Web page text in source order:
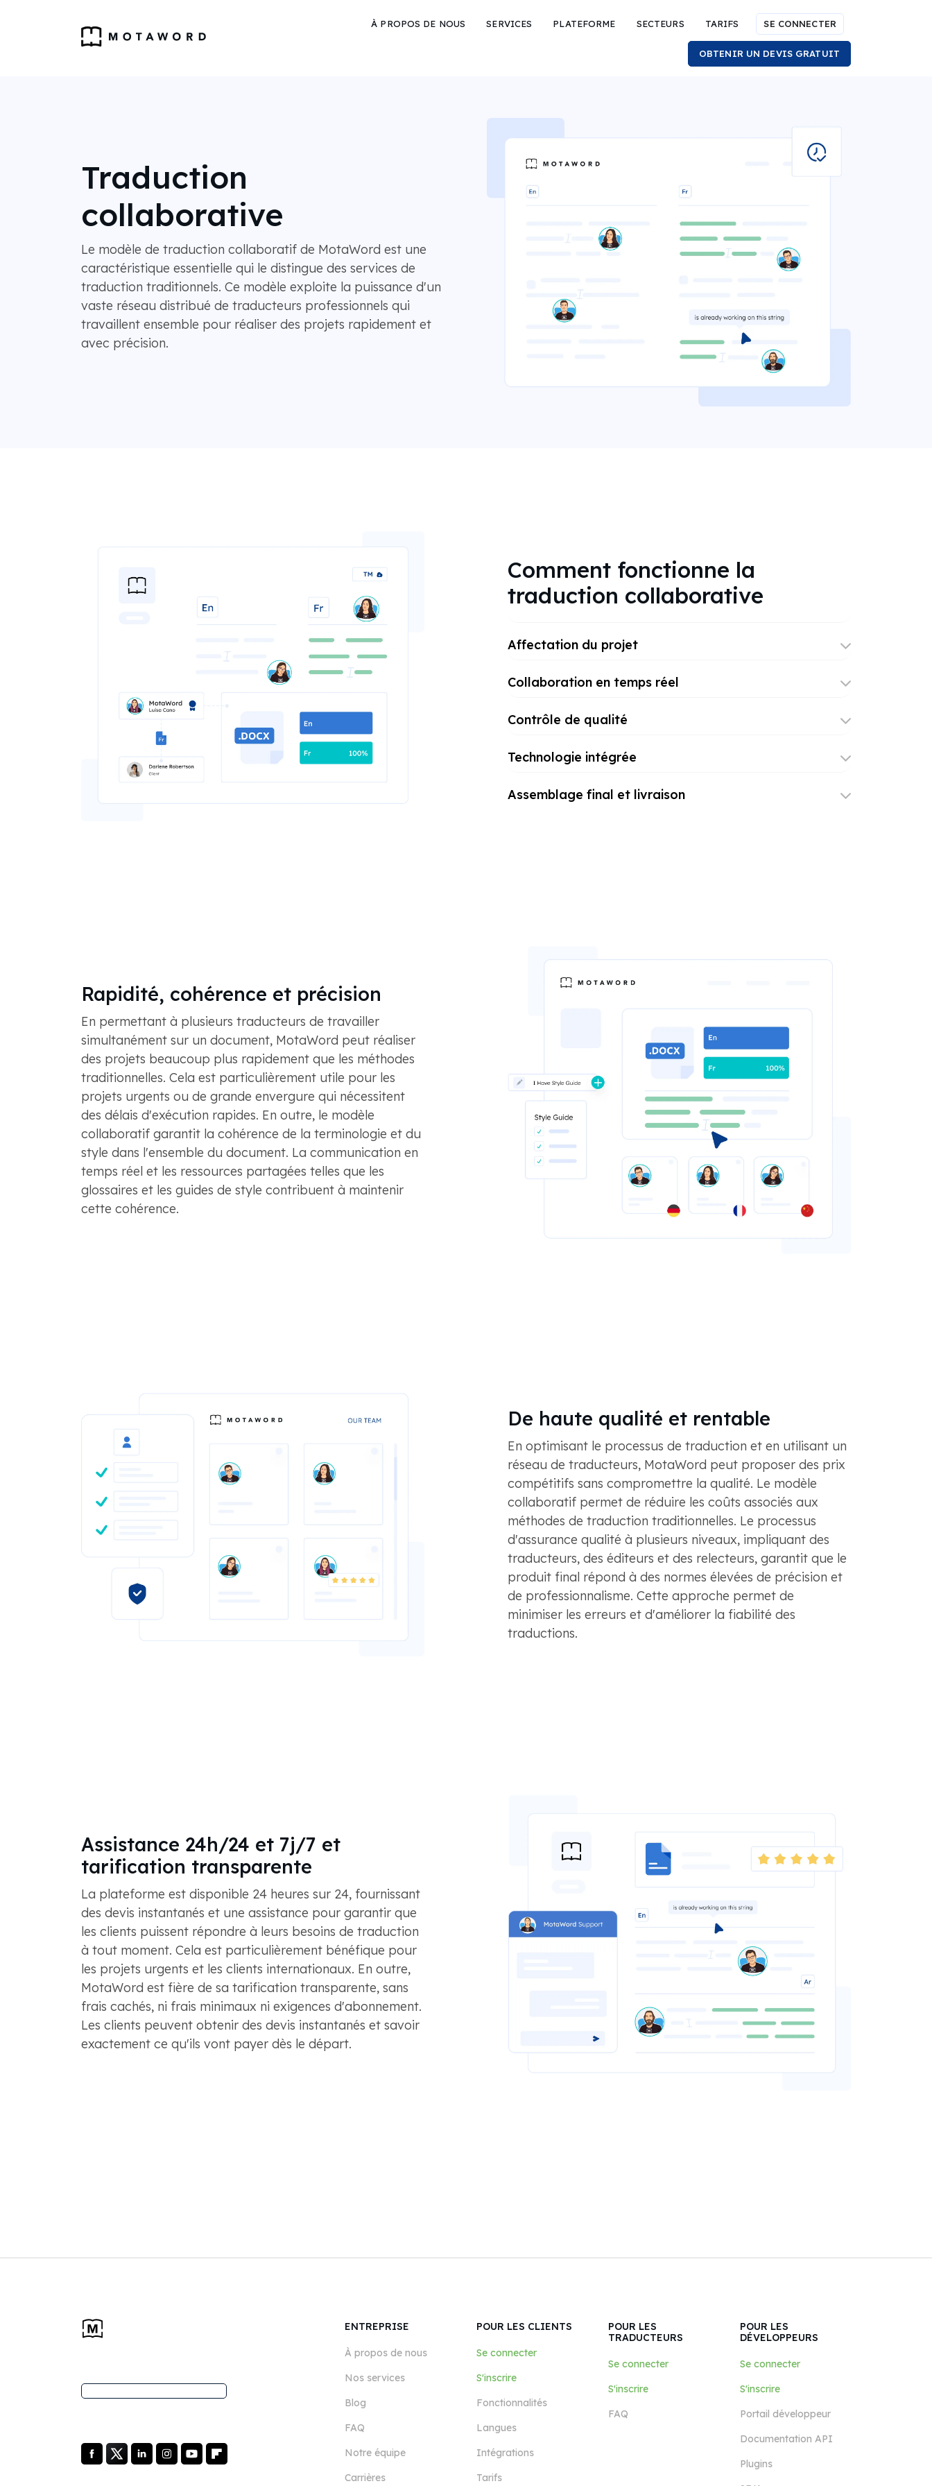
À PROPOS DE NOUS SERVICES PLATEFORME SECTEURS TARIFS SE CONNECTER
OBTENIR UN DEVIS GRATUIT
Traduction
collaborative
Le modèle de traduction collaboratif de MotaWord est une
caractéristique essentielle qui le distingue des services de
traduction traditionnels. Ce modèle exploite la puissance d'un
vaste réseau distribué de traducteurs professionnels qui
travaillent ensemble pour réaliser des projets rapidement et
avec précision.
Comment fonctionne la
traduction collaborative
Affectation du projet
Collaboration en temps réel
Contrôle de qualité
Technologie intégrée
Assemblage final et livraison
Rapidité, cohérence et précision
En permettant à plusieurs traducteurs de travailler
simultanément sur un document, MotaWord peut réaliser
des projets beaucoup plus rapidement que les méthodes
traditionnelles. Cela est particulièrement utile pour les
projets urgents ou de grande envergure qui nécessitent
des délais d'exécution rapides. En outre, le modèle
collaboratif garantit la cohérence de la terminologie et du
style dans l'ensemble du document. La communication en
temps réel et les ressources partagées telles que les
glossaires et les guides de style contribuent à maintenir
cette cohérence.
De haute qualité et rentable
En optimisant le processus de traduction et en utilisant un
réseau de traducteurs, MotaWord peut proposer des prix
compétitifs sans compromettre la qualité. Le modèle
collaboratif permet de réduire les coûts associés aux
méthodes de traduction traditionnelles. Le processus
d'assurance qualité à plusieurs niveaux, impliquant des
traducteurs, des éditeurs et des relecteurs, garantit que le
produit final répond à des normes élevées de précision et
de professionnalisme. Cette approche permet de
minimiser les erreurs et d'améliorer la fiabilité des
traductions.
Assistance 24h/24 et 7j/7 et
tarification transparente
La plateforme est disponible 24 heures sur 24, fournissant
des devis instantanés et une assistance pour garantir que
les clients puissent répondre à leurs besoins de traduction
à tout moment. Cela est particulièrement bénéfique pour
les projets urgents et les clients internationaux. En outre,
MotaWord est fière de sa tarification transparente, sans
frais cachés, ni frais minimaux ni exigences d'abonnement.
Les clients peuvent obtenir des devis instantanés et savoir
exactement ce qu'ils vont payer dès le départ.
ENTREPRISE
À propos de nous
Nos services
Blog
FAQ
Notre équipe
Carrières
POUR LES CLIENTS
Se connecter
S'inscrire
Fonctionnalités
Langues
Intégrations
Tarifs
POUR LES
TRADUCTEURS
Se connecter
S'inscrire
FAQ
POUR LES
DÉVELOPPEURS
Se connecter
S'inscrire
Portail développeur
Documentation API
Plugins